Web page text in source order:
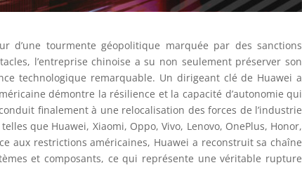
d’une tourmente géopolitique marquée par des sanctions
l’entreprise chinoise a su non seulement préserver son
technologique remarquable. Un dirigeant clé de Huawei a
démontre la résilience et la capacité d’autonomie qui
finalement à une relocalisation des forces de l’industrie
que Huawei, Xiaomi, Oppo, Vivo, Lenovo, OnePlus, Honor,
aux restrictions américaines, Huawei a reconstruit sa chaîne
et composants, ce qui représente une véritable rupture